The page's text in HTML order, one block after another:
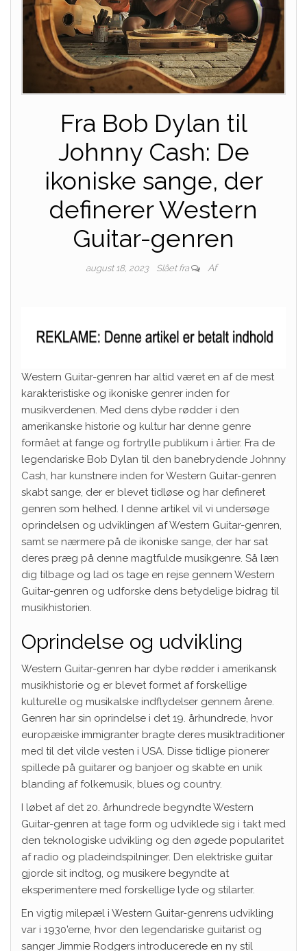
Fra Bob Dylan til
Johnny Cash: De
ikoniske sange, der
definerer Western
Guitar-genren
august 18, 2023 Slået fra Af
Western Guitar-genren har altid været en af de mest
karakteristiske og ikoniske genrer inden for
musikverdenen. Med dens dybe rødder i den
amerikanske historie og kultur har denne genre
formået at fange og fortrylle publikum i årtier. Fra de
legendariske Bob Dylan til den banebrydende Johnny
Cash, har kunstnere inden for Western Guitar-genren
skabt sange, der er blevet tidløse og har defineret
genren som helhed. I denne artikel vil vi undersøge
oprindelsen og udviklingen af Western Guitar-genren,
samt se nærmere på de ikoniske sange, der har sat
deres præg på denne magtfulde musikgenre. Så læn
dig tilbage og lad os tage en rejse gennem Western
Guitar-genren og udforske dens betydelige bidrag til
musikhistorien.
Oprindelse og udvikling
Western Guitar-genren har dybe rødder i amerikansk
musikhistorie og er blevet formet af forskellige
kulturelle og musikalske indflydelser gennem årene.
Genren har sin oprindelse i det 19. århundrede, hvor
europæiske immigranter bragte deres musiktraditioner
med til det vilde vesten i USA. Disse tidlige pionerer
spillede på guitarer og banjoer og skabte en unik
blanding af folkemusik, blues og country.
I løbet af det 20. århundrede begyndte Western
Guitar-genren at tage form og udviklede sig i takt med
den teknologiske udvikling og den øgede popularitet
af radio og pladeindspilninger. Den elektriske guitar
gjorde sit indtog, og musikere begyndte at
eksperimentere med forskellige lyde og stilarter.
En vigtig milepæl i Western Guitar-genrens udvikling
var i 1930’erne, hvor den legendariske guitarist og
sanger Jimmie Rodgers introducerede en ny stil